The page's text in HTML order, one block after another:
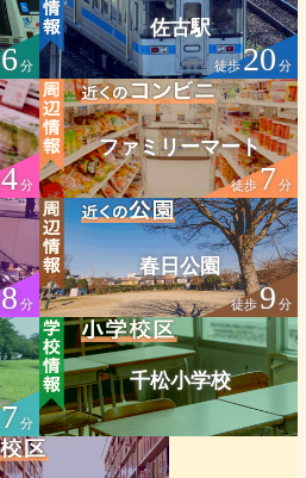
6分
佐古駅
徒歩20分
4分
ファミリーマート
徒歩7分
8分
春日公園
徒歩9 分
7分
千松小学校